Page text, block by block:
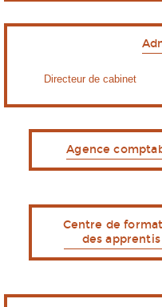
Agence
Centre de
des apprentis
Directeur de cabinet